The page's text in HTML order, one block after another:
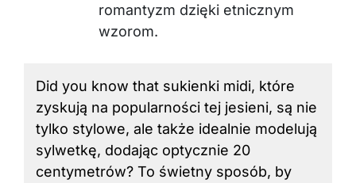
romantyzm dzięki etnicznym
wzorom.
Did you know that sukienki midi, które
zyskują na popularności tej jesieni, są nie
tylko stylowe, ale także idealnie modelują
sylwetkę, dodając optycznie 20
centymetrów? To świetny sposób, by